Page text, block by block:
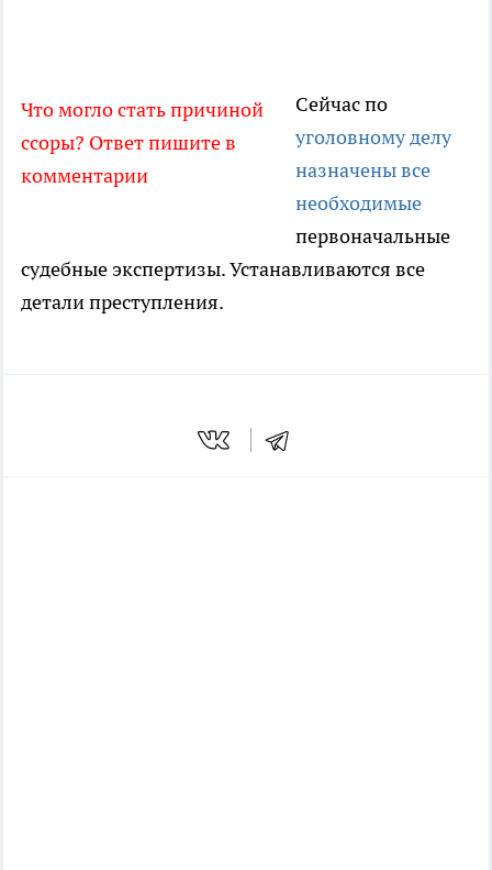
Что могло стать причиной
ссоры? Ответ пишите в
комментарии
Сейчас по
уголовному делу
назначены все
необходимые
первоначальные
судебные экспертизы. Устанавливаются все
детали преступления.